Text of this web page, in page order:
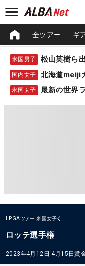
全ツアー ギ
米国男子
国内女子 北海道meiji
米国女子 最新の世界
LPGAツアー 米国女子
ロッテ選手権
2023年4月12日-4月15日賞